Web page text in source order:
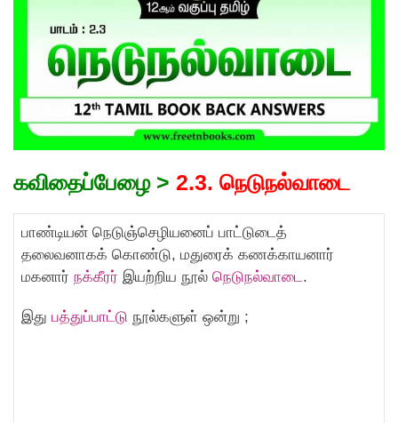
கவிதைப்பேழை > 2.3. நெடுநல்வாடை
பாண்டியன் நெடுஞ்செழியனைப் பாட்டுடைத்
தலைவனாகக் கொண்டு, மதுரைக் கணக்காயனார்
மகனார் நக்கீரர் இயற்றிய நூல் நெடுநல்வாடை .
இது பத்துப்பாட்டு நூல்களுள் ஒன்று ;